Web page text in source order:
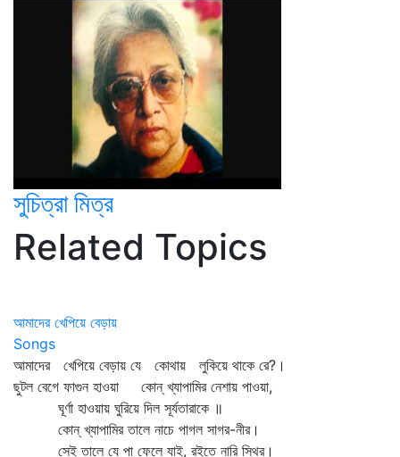
সুচিত্রা মিত্র
Related Topics
আমাদের খেপিয়ে বেড়ায়
Songs
আমাদের খেপিয়ে বেড়ায় যে কোথায় লুকিয়ে থাকে রে?।
ছুটল বেগে ফাগুন হাওয়া কোন্‌ খ্যাপামির নেশায় পাওয়া,
ঘূর্ণা হাওয়ায় ঘুরিয়ে দিল সূর্যতারাকে ॥
কোন্‌ খ্যাপামির তালে নাচে পাগল সাগর-নীর।
সেই তালে যে পা ফেলে যাই, রইতে নারি স্থির।